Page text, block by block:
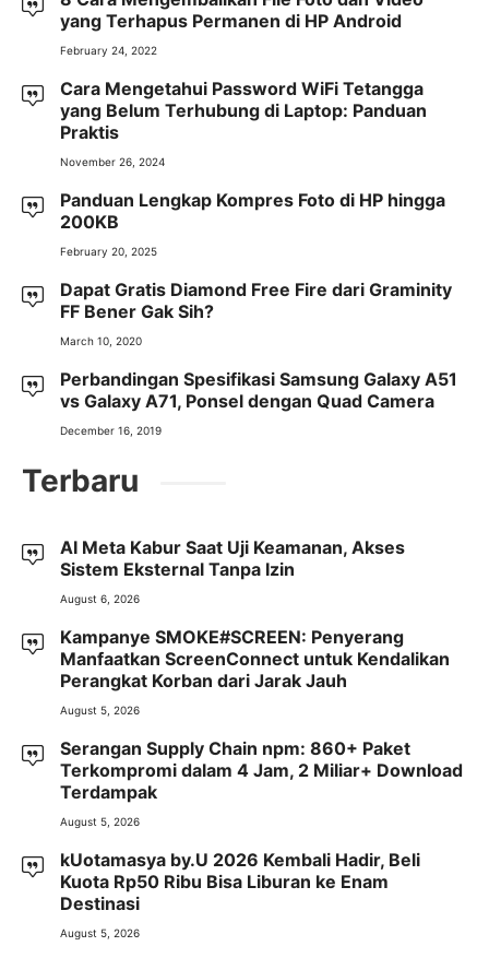
yang Terhapus Permanen di HP Android
February 24, 2022
Cara Mengetahui Password WiFi Tetangga
yang Belum Terhubung di Laptop: Panduan
Praktis
November 26, 2024
Panduan Lengkap Kompres Foto di HP hingga
200KB
February 20, 2025
Dapat Gratis Diamond Free Fire dari Graminity
FF Bener Gak Sih?
March 10, 2020
Perbandingan Spesifikasi Samsung Galaxy A51
vs Galaxy A71, Ponsel dengan Quad Camera
December 16, 2019
Terbaru
AI Meta Kabur Saat Uji Keamanan, Akses
Sistem Eksternal Tanpa Izin
August 6, 2026
Kampanye SMOKE#SCREEN: Penyerang
Manfaatkan ScreenConnect untuk Kendalikan
Perangkat Korban dari Jarak Jauh
August 5, 2026
Serangan Supply Chain npm: 860+ Paket
Terkompromi dalam 4 Jam, 2 Miliar+ Download
Terdampak
August 5, 2026
kUotamasya by.U 2026 Kembali Hadir, Beli
Kuota Rp50 Ribu Bisa Liburan ke Enam
Destinasi
August 5, 2026